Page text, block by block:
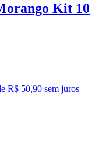
Kit 10
R$ 50,90 sem juros